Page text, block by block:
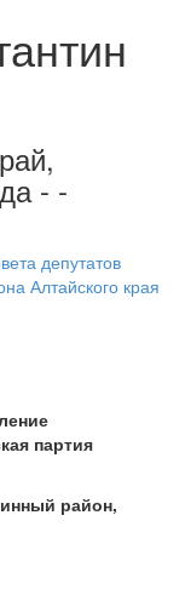
- -
депутатов
Алтайского края
партия
район,